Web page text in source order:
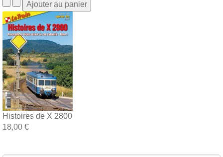
Histoires de X 2800
18,00 €